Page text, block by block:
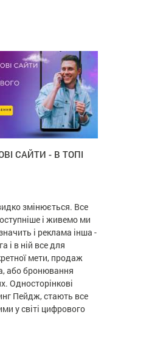
САЙТИ - В ТОПІ
змінюється. Все
і живемо ми
і реклама інша -
і в ній все для
мети, продаж
або бронювання
Односторінкові
Пейдж, стають все
у світі цифрового